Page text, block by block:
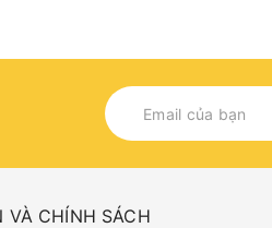
VÀ CHÍNH SÁCH